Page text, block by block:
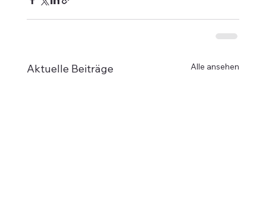
Aktuelle Beiträge Alle ansehen